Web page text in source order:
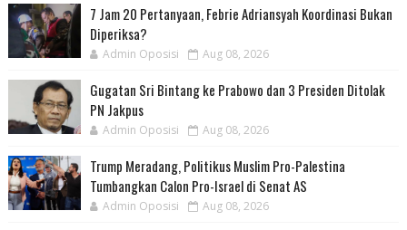
7 Jam 20 Pertanyaan, Febrie Adriansyah Koordinasi Bukan
Diperiksa?
Admin Oposisi Aug 08, 2026
Gugatan Sri Bintang ke Prabowo dan 3 Presiden Ditolak
PN Jakpus
Admin Oposisi Aug 08, 2026
Trump Meradang, Politikus Muslim Pro-Palestina
Tumbangkan Calon Pro-Israel di Senat AS
Admin Oposisi Aug 08, 2026